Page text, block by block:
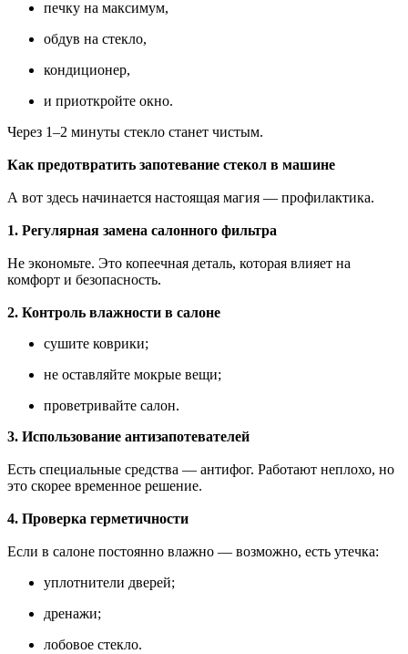
печку на максимум,
обдув на стекло,
кондиционер,
и приоткройте окно.
Через 1–2 минуты стекло станет чистым.
Как предотвратить запотевание стекол в машине
А вот здесь начинается настоящая магия — профилактика.
1. Регулярная замена салонного фильтра
Не экономьте. Это копеечная деталь, которая влияет на
комфорт и безопасность.
2. Контроль влажности в салоне
сушите коврики;
не оставляйте мокрые вещи;
проветривайте салон.
3. Использование антизапотевателей
Есть специальные средства — антифог. Работают неплохо, но
это скорее временное решение.
4. Проверка герметичности
Если в салоне постоянно влажно — возможно, есть утечка:
уплотнители дверей;
дренажи;
лобовое стекло.